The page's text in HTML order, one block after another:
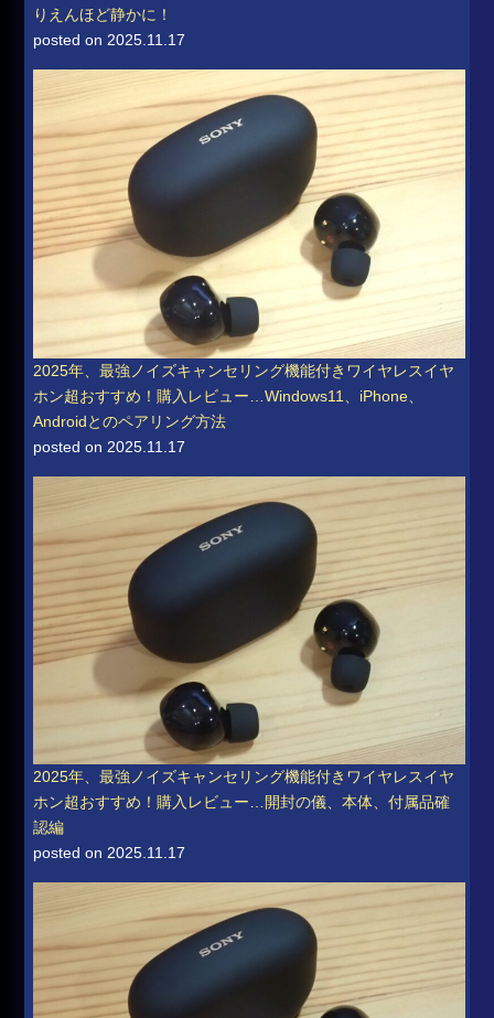
りえんほど静かに！
posted on 2025.11.17
2025年、最強ノイズキャンセリング機能付きワイヤレスイヤ
ホン超おすすめ！購入レビュー…Windows11、iPhone、
Androidとのペアリング方法
posted on 2025.11.17
2025年、最強ノイズキャンセリング機能付きワイヤレスイヤ
ホン超おすすめ！購入レビュー…開封の儀、本体、付属品確
認編
posted on 2025.11.17